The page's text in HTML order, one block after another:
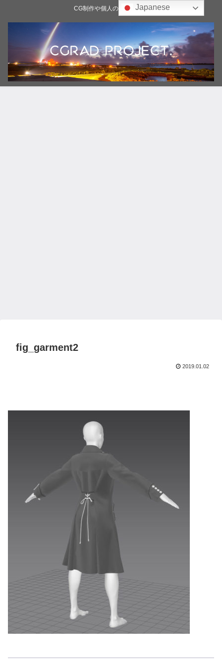
CG制作や個人の雑記ブログ
fig_garment2
2019.01.02
Japanese